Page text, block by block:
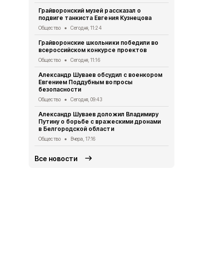
Грайворонский музей рассказал о
подвиге танкиста Евгения Кузнецова
Общество Сегодня, 11:24
Грайворонские школьники победили во
всероссийском конкурсе проектов
Общество Сегодня, 11:16
Александр Шуваев обсудил с военкором
Евгением Поддубным вопросы
безопасности
Общество Сегодня, 09:43
Александр Шуваев доложил Владимиру
Путину о борьбе с вражескими дронами
в Белгородской области
Общество Вчера, 17:16
Все новости